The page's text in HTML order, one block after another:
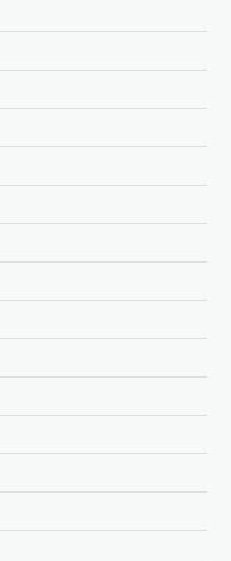
മുന്നിൽ
എത്തിയത്. ഹരിയാന
സീറ്റ്
രമേശ്
ഓഗസ്റ്റ്‌ 7, 2026
വെല്ലുവിളിച്ച